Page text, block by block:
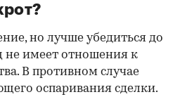
но лучше убедиться до
не имеет отношения к
В противном случае
оспаривания сделки.